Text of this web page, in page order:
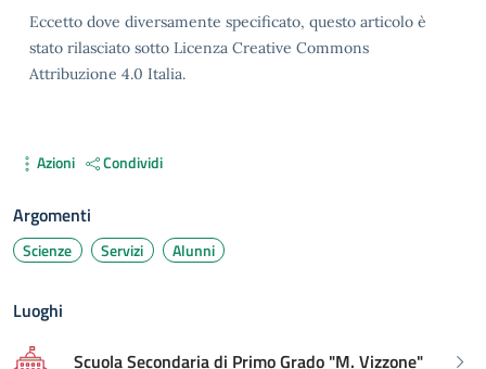
Eccetto dove diversamente specificato, questo articolo è
stato rilasciato sotto Licenza Creative Commons
Attribuzione 4.0 Italia.
Azioni Condividi
Argomenti
Scienze Servizi Alunni
Luoghi
Scuola Secondaria di Primo Grado "M. Vizzone"